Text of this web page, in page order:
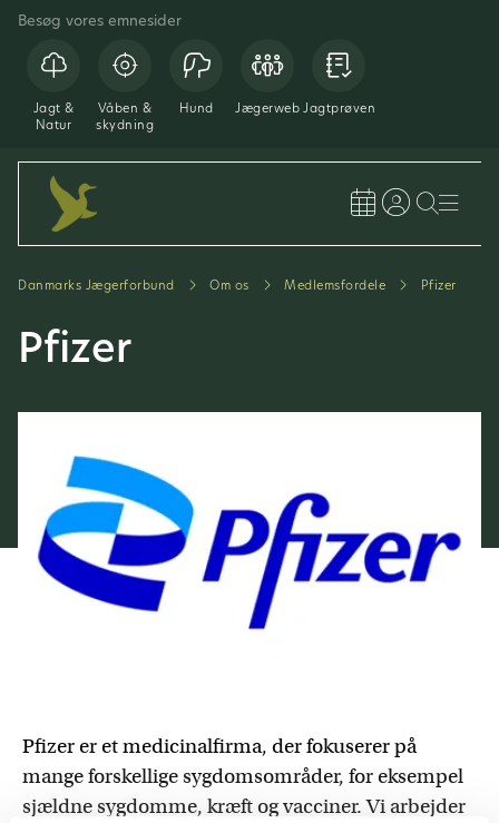
Besøg vores emnesider
Jagt &
Natur
Våben &
skydning
Hund Jægerweb Jagtprøven
Danmarks Jægerforbund Om os Medlemsfordele Pfizer
Pfizer
Pfizer er et medicinalfirma, der fokuserer på
mange forskellige sygdomsområder, for eksempel
sjældne sygdomme, kræft og vacciner. Vi arbejder